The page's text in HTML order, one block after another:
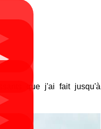
que j'ai fait jusqu'à